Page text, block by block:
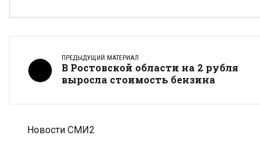
ПРЕДЫДУЩИЙ МАТЕРИАЛ
В Ростовской области на 2 рубля
выросла стоимость бензина
Новости СМИ2